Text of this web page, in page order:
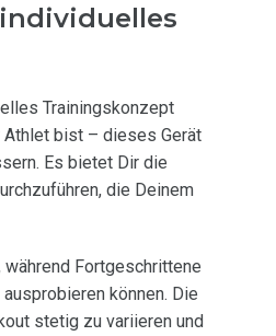
Trainingskonzept
Athlet bist – dieses Gerät
Es bietet Dir die
die Deinem
Fortgeschrittene
können. Die
stetig zu variieren und